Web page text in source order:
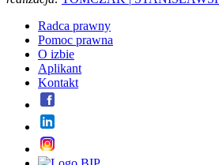
Radca prawny
Pomoc prawna
O izbie
Aplikant
Kontakt